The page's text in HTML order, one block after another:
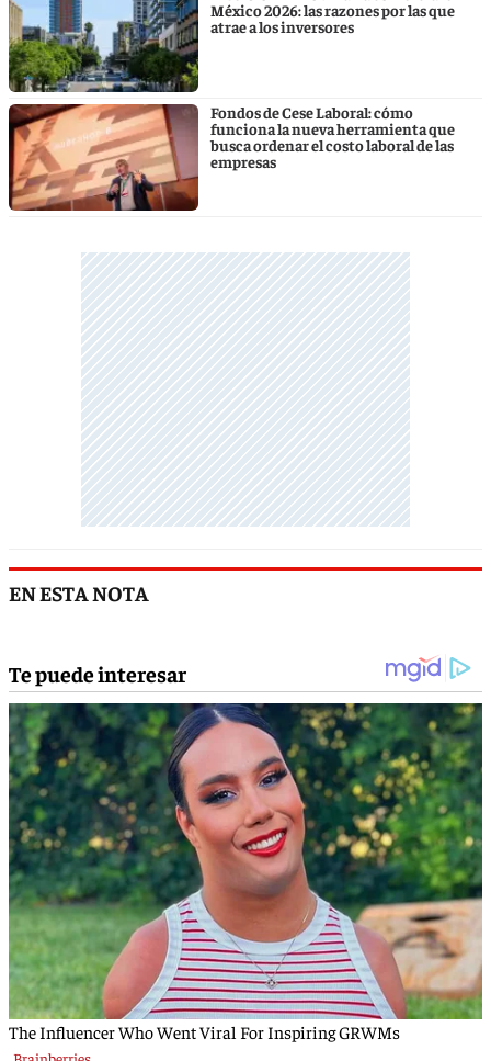
México 2026: las razones por las que
atrae a los inversores
Fondos de Cese Laboral: cómo
funciona la nueva herramienta que
busca ordenar el costo laboral de las
empresas
EN ESTA NOTA